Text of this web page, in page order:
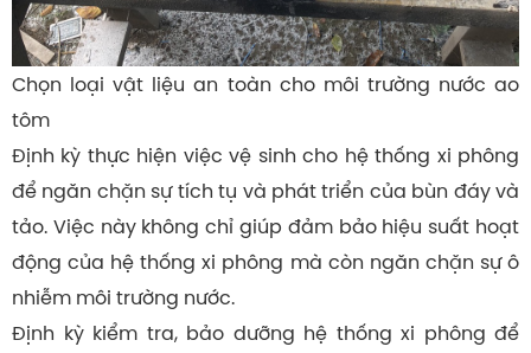
Chọn loại vật liệu an toàn cho môi trường nước ao
tôm
Định kỳ thực hiện việc vệ sinh cho hệ thống xi phông
để ngăn chặn sự tích tụ và phát triển của bùn đáy và
tảo. Việc này không chỉ giúp đảm bảo hiệu suất hoạt
động của hệ thống xi phông mà còn ngăn chặn sự ô
nhiễm môi trường nước.
Định kỳ kiểm tra, bảo dưỡng hệ thống xi phông để